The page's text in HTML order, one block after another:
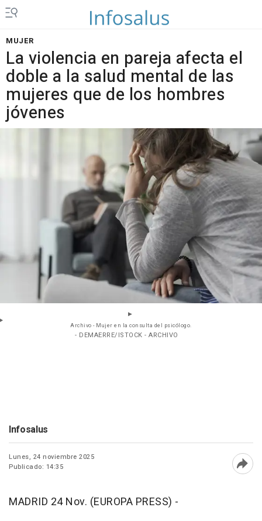
MUJER
La violencia en pareja afecta el
doble a la salud mental de las
mujeres que de los hombres
jóvenes
Archivo - Mujer en la consulta del psicólogo.
- DEMAERRE/ISTOCK - ARCHIVO
Infosalus
Lunes, 24 noviembre 2025
Publicado: 14:35
MADRID 24 Nov. (EUROPA PRESS) -